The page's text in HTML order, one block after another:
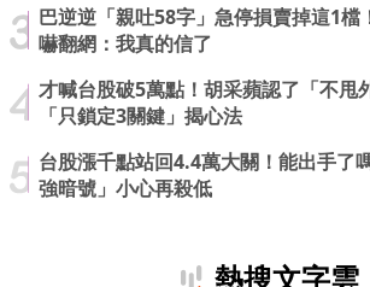
巴逆逆「親吐58字」急停損賣掉這1檔
嚇翻網：我真的信了
才喊台股破5萬點！胡采蘋認了「不甩
「只鎖定3關鍵」揭心法
台股漲千點站回4.4萬大關！能出手了
強暗號」小心再殺低
熱搜文字雲